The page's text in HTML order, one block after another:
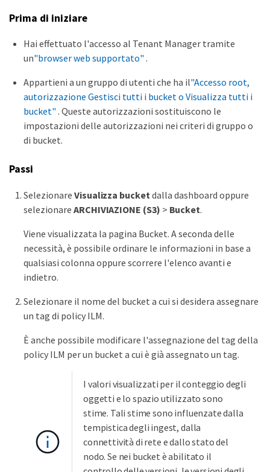
Prima di iniziare
Hai effettuato l'accesso al Tenant Manager tramite
un"browser web supportato" .
Appartieni a un gruppo di utenti che ha il"Accesso root,
autorizzazione Gestisci tutti i bucket o Visualizza tutti i
bucket" . Queste autorizzazioni sostituiscono le
impostazioni delle autorizzazioni nei criteri di gruppo o
di bucket.
Passi
Selezionare Visualizza bucket dalla dashboard oppure
selezionare ARCHIVIAZIONE (S3) > Bucket.
Viene visualizzata la pagina Bucket. A seconda delle
necessità, è possibile ordinare le informazioni in base a
qualsiasi colonna oppure scorrere l'elenco avanti e
indietro.
Selezionare il nome del bucket a cui si desidera assegnare
un tag di policy ILM.
È anche possibile modificare l'assegnazione del tag della
policy ILM per un bucket a cui è già assegnato un tag.
I valori visualizzati per il conteggio degli
oggetti e lo spazio utilizzato sono
stime. Tali stime sono influenzate dalla
tempistica degli ingest, dalla
connettività di rete e dallo stato del
nodo. Se nei bucket è abilitato il